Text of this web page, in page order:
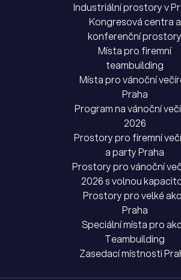
Industriální prostory v
Kongresová centra a
konferenční prostory
Místa pro firemní
teambuilding
Místa pro vánoční
Praha
Program na vánoční
2026
Prostory pro firemní
a party Praha
Prostory pro vánoční
2026 s volnou
Prostory pro velké
Praha
Speciální místa pro
Teambuilding
Zasedací místnosti